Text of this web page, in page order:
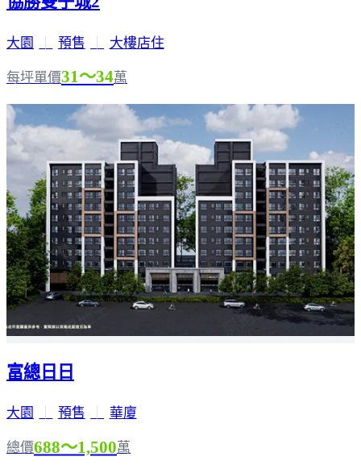
大園 預售 大樓店住
每坪單價31～34萬
富總日日
大園 預售 華廈
總價688～1,500萬